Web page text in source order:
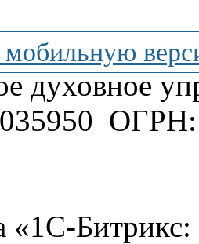
духовное
ОГРН:
«1С-